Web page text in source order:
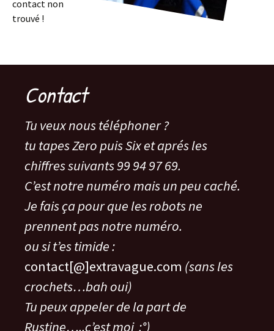
contact non
trouvé !
Contact
Tu veux nous téléphoner ?
tu tapes Zero puis Six et aprés les
chiffres suivants 99 94 97 69.
C’est notre numéro mais un peu caché.
Je fais ça pour que les robots ne
prennent pas notre numéro.
ou si t’es timide :
contact[@]extravague.com (sans les
crochets…bah oui)
Tu peux appeler de la part de
Rustine…..c’est moi :°)